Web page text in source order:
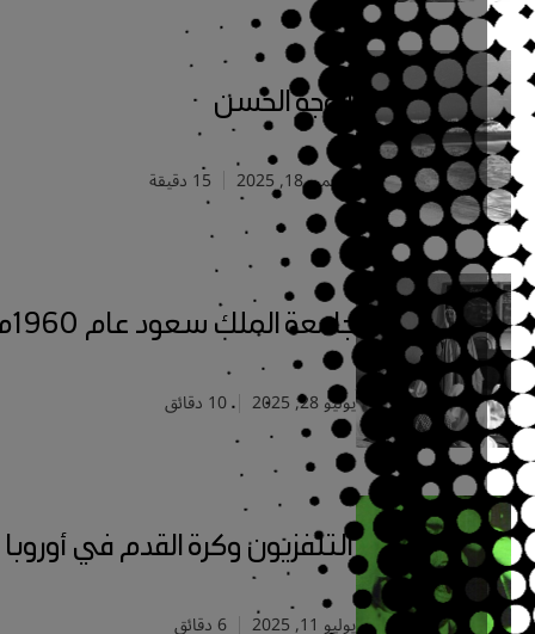
الوجه الحسن
سبتمبر 18, 2025 15 دقيقة
جامعة الملك سعود عام 1960م
يوليو 28, 2025 10 دقائق
التلفزيون وكرة القدم في أوروبا
يوليو 11, 2025 6 دقائق